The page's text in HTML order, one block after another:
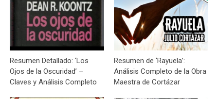
Resumen Detallado: ‘Los
Ojos de la Oscuridad’ –
Claves y Análisis Completo
Resumen de ‘Rayuela’:
Análisis Completo de la Obra
Maestra de Cortázar